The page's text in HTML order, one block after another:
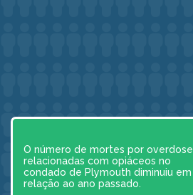
O número de mortes por overdose
relacionadas com opiáceos no
condado de Plymouth diminuiu em
relação ao ano passado.